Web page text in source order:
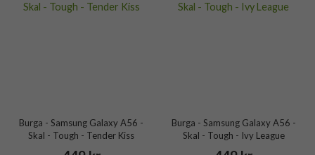
Burga - Samsung Galaxy A56 -
Skal - Tough - Tender Kiss
Burga - Samsung Galaxy A56 -
Skal - Tough - Ivy League